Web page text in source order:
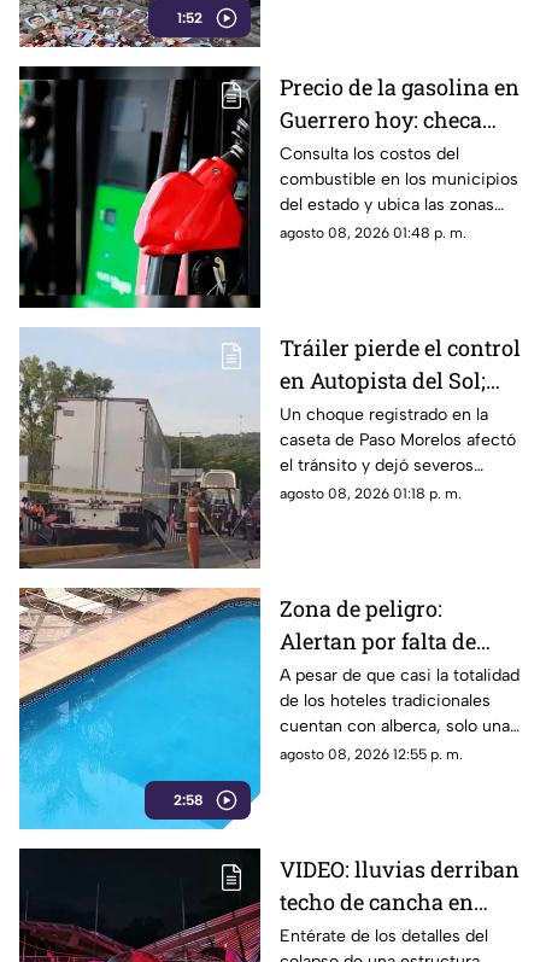
1:52
difusión.
Precio de la gasolina en
Guerrero hoy: checa
cuánto cuestan los
litros
Consulta los costos del
combustible en los municipios
del estado y ubica las zonas
con las tarifas más accesibles
agosto 08, 2026 01:48 p. m.
Tráiler pierde el control
en Autopista del Sol;
fallece una persona
Un choque registrado en la
caseta de Paso Morelos afectó
el tránsito y dejó severos
daños; este fue el saldo.
agosto 08, 2026 01:18 p. m.
2:58
Zona de peligro:
Alertan por falta de
medidas de seguridad
en albercas de hoteles
tradicionales
A pesar de que casi la totalidad
de los hoteles tradicionales
cuentan con alberca, solo una
mínima parte dispone de
agosto 08, 2026 12:55 p. m.
VIDEO: lluvias derriban
techo de cancha en
Chilpancingo; hubo
Entérate de los detalles del